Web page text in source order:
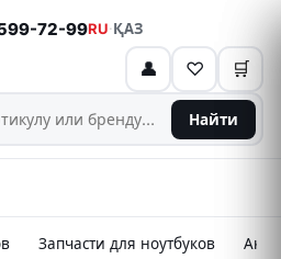
Найти
72-99RU·ҚАЗ
👤 ♡ 🛒
Запчасти для ноутбуков